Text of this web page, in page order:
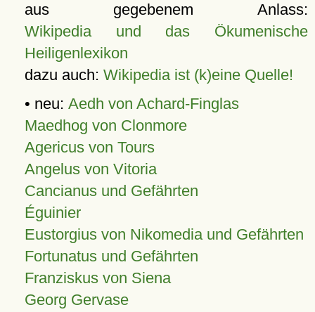
aus gegebenem Anlass:
Wikipedia und das Ökumenische
Heiligenlexikon
dazu auch: Wikipedia ist (k)eine Quelle!
• neu: Aedh von Achard-Finglas
Maedhog von Clonmore
Agericus von Tours
Angelus von Vitoria
Cancianus und Gefährten
Éguinier
Eustorgius von Nikomedia und Gefährten
Fortunatus und Gefährten
Franziskus von Siena
Georg Gervase